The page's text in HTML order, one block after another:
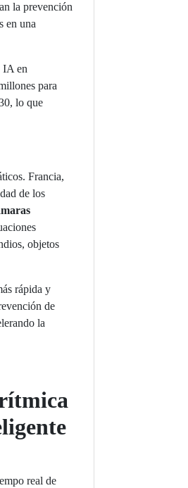
la prevención
en una
IA en
para
lo que
Francia,
de los
objetos
rápida y
de
la
real de